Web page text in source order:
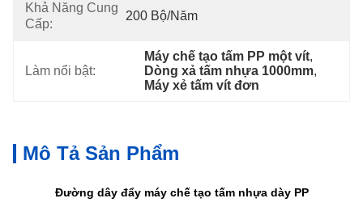
Khả Năng Cung
Cấp:
200 Bộ/năm
Làm nổi bật:
Máy chế tạo tấm PP một vít,
Dòng xả tấm nhựa 1000mm,
Máy xẻ tấm vít đơn
Mô Tả Sản Phẩm
Đường dây đẩy máy chế tạo tấm nhựa dày PP